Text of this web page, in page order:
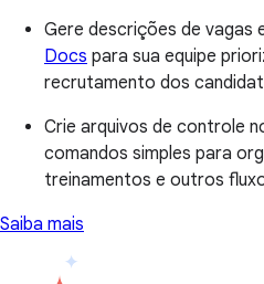
Gere descrições de vagas
Docs para sua equipe
recrutamento dos
Crie arquivos de controle
comandos simples para
treinamentos e outros
Saiba mais